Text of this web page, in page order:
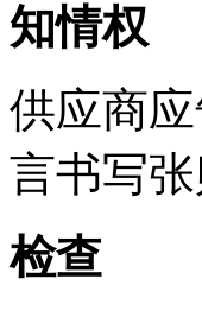
知情权
供应商
言书写张
检查